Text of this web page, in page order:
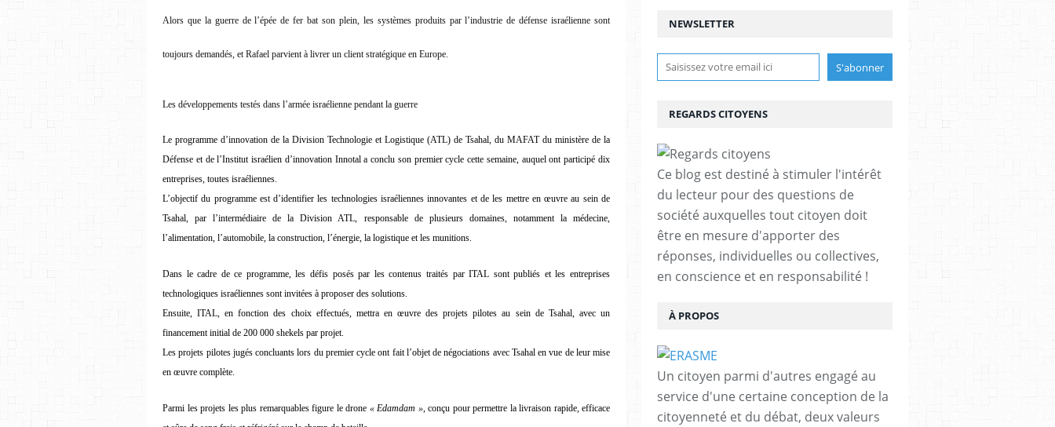
Alors que la guerre de l’épée de fer bat son plein, les systèmes produits par l’industrie de défense israélienne sont
toujours demandés, et Rafael parvient à livrer un client stratégique en Europe.
Les développements testés dans l’armée israélienne pendant la guerre
Le programme d’innovation de la Division Technologie et Logistique (ATL) de Tsahal, du MAFAT du ministère de la
Défense et de l’Institut israélien d’innovation Innotal a conclu son premier cycle cette semaine, auquel ont participé dix
entreprises, toutes israéliennes.
L’objectif du programme est d’identifier les technologies israéliennes innovantes et de les mettre en œuvre au sein de
Tsahal, par l’intermédiaire de la Division ATL, responsable de plusieurs domaines, notamment la médecine,
l’alimentation, l’automobile, la construction, l’énergie, la logistique et les munitions.
Dans le cadre de ce programme, les défis posés par les contenus traités par ITAL sont publiés et les entreprises
technologiques israéliennes sont invitées à proposer des solutions.
Ensuite, ITAL, en fonction des choix effectués, mettra en œuvre des projets pilotes au sein de Tsahal, avec un
financement initial de 200 000 shekels par projet.
Les projets pilotes jugés concluants lors du premier cycle ont fait l’objet de négociations avec Tsahal en vue de leur mise
en œuvre complète.
Parmi les projets les plus remarquables figure le drone « Edamdam », conçu pour permettre la livraison rapide, efficace
NEWSLETTER
REGARDS CITOYENS
Ce blog est destiné à stimuler l'intérêt
du lecteur pour des questions de
société auxquelles tout citoyen doit
être en mesure d'apporter des
réponses, individuelles ou collectives,
en conscience et en responsabilité !
À PROPOS
Un citoyen parmi d'autres engagé au
service d'une certaine conception de la
citoyenneté et du débat, deux valeurs